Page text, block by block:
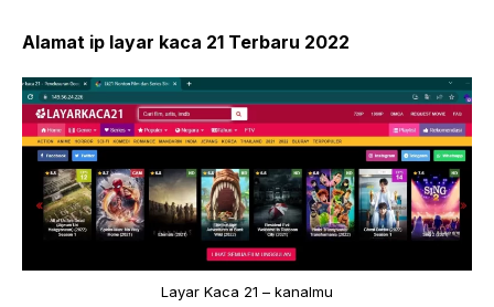
Alamat ip layar kaca 21 Terbaru 2022
Layar Kaca 21 – kanalmu